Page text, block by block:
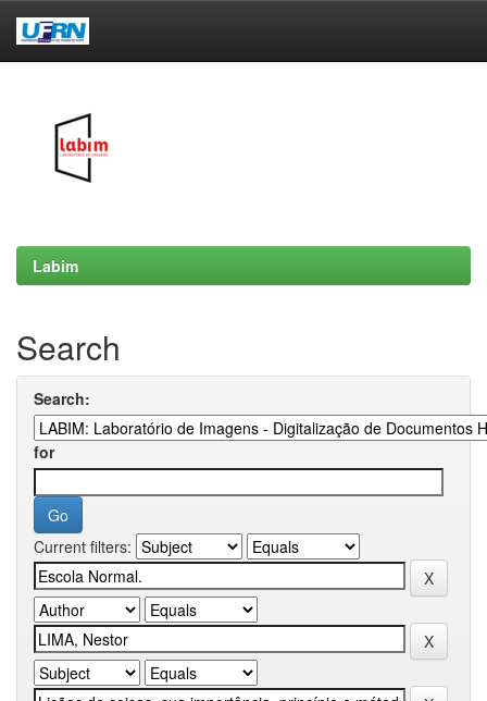
Labim
Search
Search:
for
Current filters: